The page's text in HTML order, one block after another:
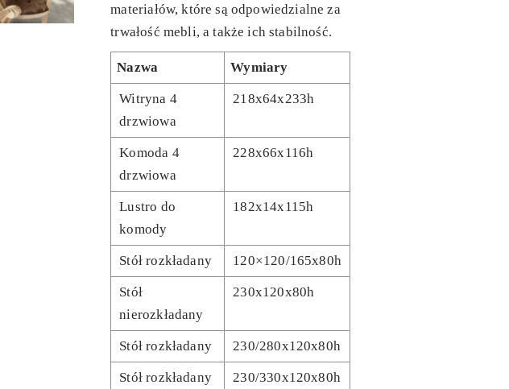
materiałów, które są odpowiedzialne za
trwałość mebli, a także ich stabilność.
Nazwa Wymiary
Witryna 4
drzwiowa
218x64x233h
Komoda 4
drzwiowa
228x66x116h
Lustro do
komody
182x14x115h
Stół rozkładany 120×120/165x80h
Stół
nierozkładany
230x120x80h
Stół rozkładany 230/280x120x80h
Stół rozkładany 230/330x120x80h